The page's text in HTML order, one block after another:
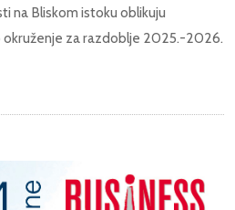
na Bliskom istoku oblikuju
za razdoblje 2025.-2026.